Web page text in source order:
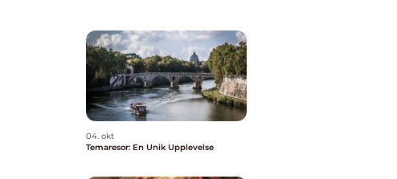
04. okt
Temaresor: En Unik Upplevelse